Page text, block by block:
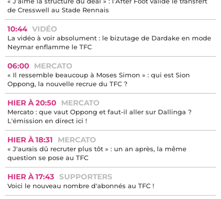
de Cresswell au Stade Rennais
10:44 VIDÉO
La vidéo à voir absolument : le bizutage de Dardake en mode
Neymar enflamme le TFC
06:00 MERCATO
« Il ressemble beaucoup à Moses Simon » : qui est Sion
Oppong, la nouvelle recrue du TFC ?
HIER À 20:50 MERCATO
Mercato : que vaut Oppong et faut-il aller sur Dallinga ?
L'émission en direct ici !
HIER À 18:31 MERCATO
« J'aurais dû recruter plus tôt » : un an après, la même
question se pose au TFC
HIER À 17:43 SUPPORTERS
Voici le nouveau nombre d'abonnés au TFC !